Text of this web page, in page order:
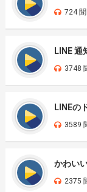
724 聞
LINE 通
3748
LINEの
3589
かわい
2375